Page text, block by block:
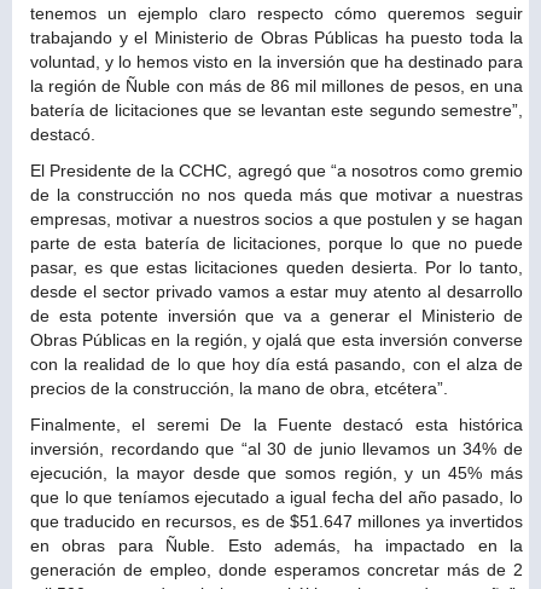
tenemos un ejemplo claro respecto cómo queremos seguir
trabajando y el Ministerio de Obras Públicas ha puesto toda la
voluntad, y lo hemos visto en la inversión que ha destinado para
la región de Ñuble con más de 86 mil millones de pesos, en una
batería de licitaciones que se levantan este segundo semestre”,
destacó.
El Presidente de la CCHC, agregó que “a nosotros como gremio
de la construcción no nos queda más que motivar a nuestras
empresas, motivar a nuestros socios a que postulen y se hagan
parte de esta batería de licitaciones, porque lo que no puede
pasar, es que estas licitaciones queden desierta. Por lo tanto,
desde el sector privado vamos a estar muy atento al desarrollo
de esta potente inversión que va a generar el Ministerio de
Obras Públicas en la región, y ojalá que esta inversión converse
con la realidad de lo que hoy día está pasando, con el alza de
precios de la construcción, la mano de obra, etcétera”.
Finalmente, el seremi De la Fuente destacó esta histórica
inversión, recordando que “al 30 de junio llevamos un 34% de
ejecución, la mayor desde que somos región, y un 45% más
que lo que teníamos ejecutado a igual fecha del año pasado, lo
que traducido en recursos, es de $51.647 millones ya invertidos
en obras para Ñuble. Esto además, ha impactado en la
generación de empleo, donde esperamos concretar más de 2